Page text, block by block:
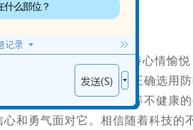
以下几个方面： ① 维持心情愉
防护：避免阳光暴晒，正确选用
方式：避免吸烟、喝酒等不健康
和勇气面对它。相信随着科技的
什么部位？